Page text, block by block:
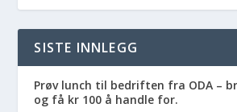
SISTE INNLEGG
Prøv lunch til bedriften fra ODA –
og få kr 100 å handle for.